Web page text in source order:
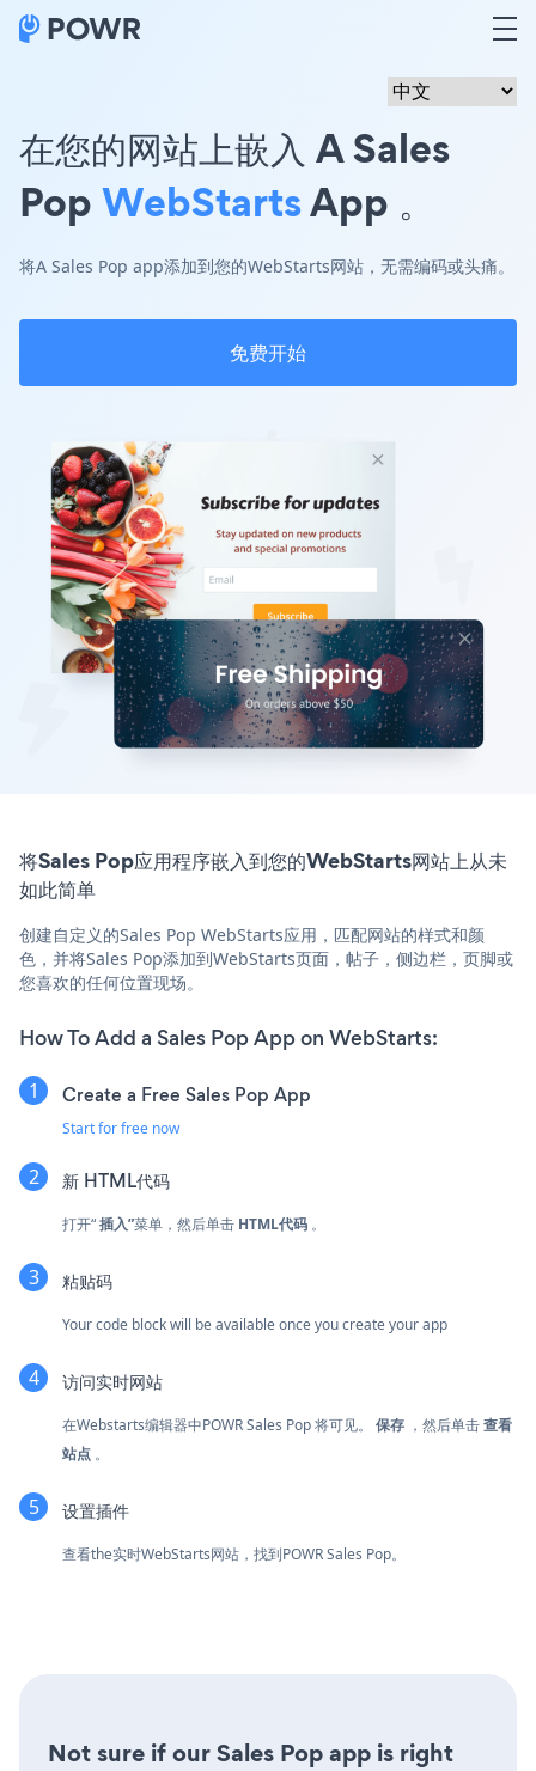
在您的网站上嵌入 A Sales
PopWebStartsApp 。
将A Sales Pop app添加到您的WebStarts网站，无需编码或头痛。
免费开始
将Sales Pop应用程序嵌入到您的WebStarts网站上从未
如此简单
创建自定义的Sales Pop WebStarts应用，匹配网站的样式和颜
色，并将Sales Pop添加到WebStarts页面，帖子，侧边栏，页脚或
您喜欢的任何位置现场。
How To Add a Sales Pop App on WebStarts:
Create a Free Sales Pop App
Start for free now
新 HTML代码
打开“插入”菜单，然后单击 HTML代码 。
粘贴码
Your code block will be available once you create your app
访问实时网站
在Webstarts编辑器中POWR Sales Pop 将可见。 保存 ，然后单击查看
站点 。
设置插件
查看the实时WebStarts网站，找到POWR Sales Pop。
Not sure if our Sales Pop app is right